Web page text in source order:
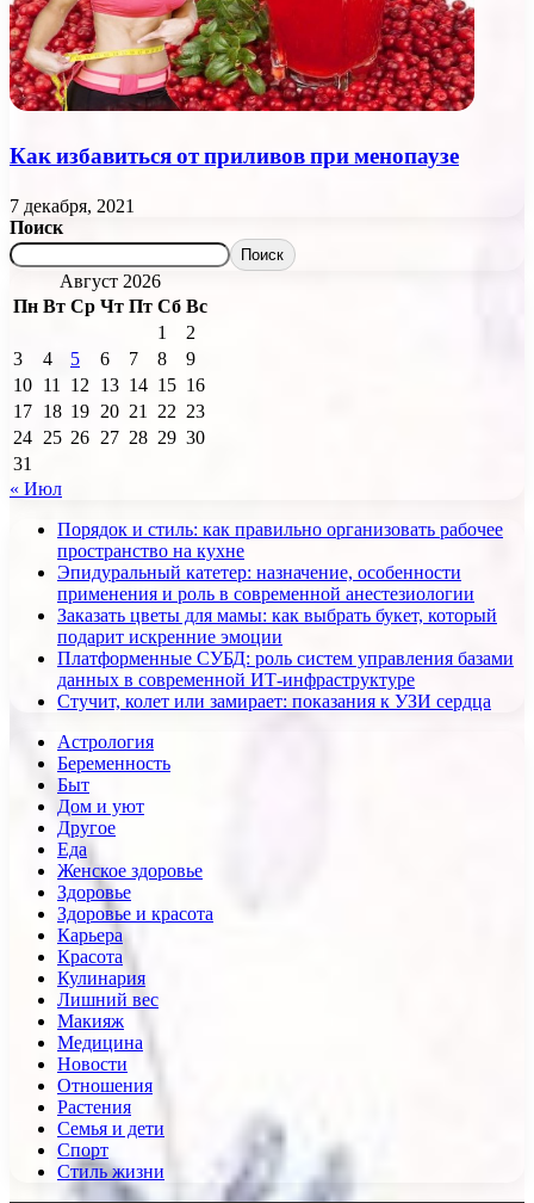
Как избавиться от приливов при менопаузе
7 декабря, 2021
Поиск
Поиск
Август 2026
Пн Вт Ср Чт Пт Сб Вс
1
2
3
4 5 6 7 8
9
10 11 12 13 14 15 16
17 18 19 20 21 22 23
24 25 26 27 28 29 30
31
« Июл
Порядок и стиль: как правильно организовать рабочее
пространство на кухне
Эпидуральный катетер: назначение, особенности
применения и роль в современной анестезиологии
Заказать цветы для мамы: как выбрать букет, который
подарит искренние эмоции
Платформенные СУБД: роль систем управления базами
данных в современной ИТ-инфраструктуре
Стучит, колет или замирает: показания к УЗИ сердца
Астрология
Беременность
Быт
Дом и уют
Другое
Еда
Женское здоровье
Здоровье
Здоровье и красота
Карьера
Красота
Кулинария
Лишний вес
Макияж
Медицина
Новости
Отношения
Растения
Семья и дети
Спорт
Стиль жизни